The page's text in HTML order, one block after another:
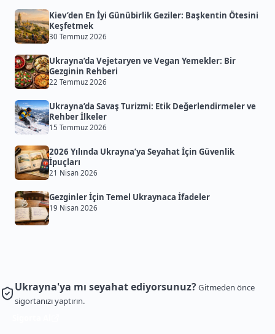
Kiev’den En İyi Günübirlik Geziler: Başkentin Ötesini
Keşfetmek
30 Temmuz 2026
Ukrayna’da Vejetaryen ve Vegan Yemekler: Bir
Gezginin Rehberi
22 Temmuz 2026
Ukrayna’da Savaş Turizmi: Etik Değerlendirmeler ve
Rehber İlkeler
15 Temmuz 2026
2026 Yılında Ukrayna’ya Seyahat İçin Güvenlik
İpuçları
21 Nisan 2026
Gezginler İçin Temel Ukraynaca İfadeler
19 Nisan 2026
Ukrayna'ya mı seyahat ediyorsunuz?Gitmeden önce
sigortanızı yaptırın.